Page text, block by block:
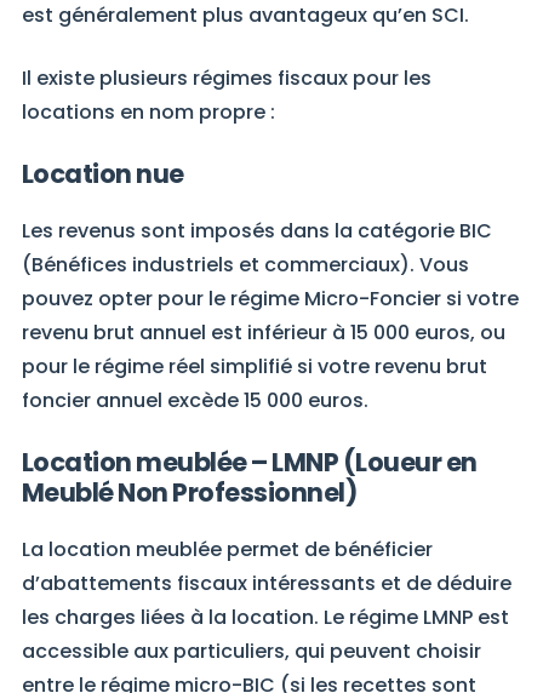
est généralement plus avantageux qu’en SCI.
Il existe plusieurs régimes fiscaux pour les
locations en nom propre :
Location nue
Les revenus sont imposés dans la catégorie BIC
(Bénéfices industriels et commerciaux). Vous
pouvez opter pour le régime Micro-Foncier si votre
revenu brut annuel est inférieur à 15 000 euros, ou
pour le régime réel simplifié si votre revenu brut
foncier annuel excède 15 000 euros.
Location meublée – LMNP (Loueur en
Meublé Non Professionnel)
La location meublée permet de bénéficier
d’abattements fiscaux intéressants et de déduire
les charges liées à la location. Le régime LMNP est
accessible aux particuliers, qui peuvent choisir
entre le régime micro-BIC (si les recettes sont